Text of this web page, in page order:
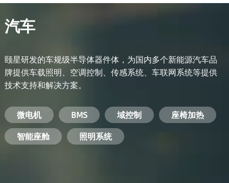
汽车
颐星研发的车规级半导体器件体，为国内多个新能源汽车品
牌提供车载照明、空调控制、传感系统、车联网系统等提供
技术支持和解决方案。
微电机 BMS 域控制
座椅加热
智能座舱
照明系统
电池管理系统
储能逆变器
工业电焊机 变频器
电机驱动
安防摄像头
开关电源 手机充电器
服务器电源
PC电源
电脑 手机 基站 机顶盒
智能农业 智能医疗
智能交通
智能家居